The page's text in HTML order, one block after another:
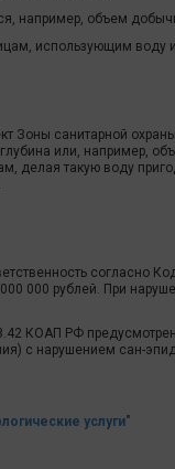
например, объем
использующим
Зоны санитарной
или, например,
делая такую воду
согласно
000 рублей. При
КОАП РФ
с нарушением сан-
услуги"